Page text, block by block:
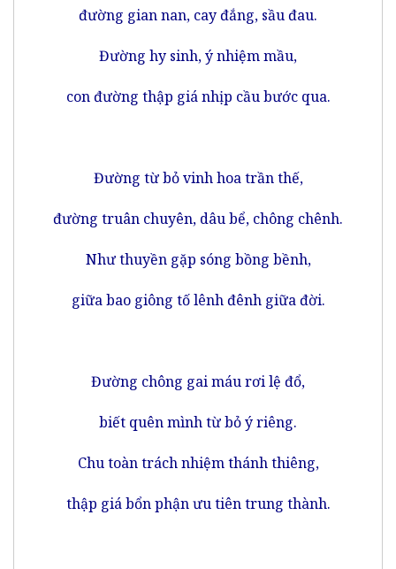
đường gian nan, cay đắng, sầu đau.
Đường hy sinh, ý nhiệm mầu,
con đường thập giá nhịp cầu bước qua.
Đường từ bỏ vinh hoa trần thế,
đường truân chuyên, dâu bể, chông chênh.
Như thuyền gặp sóng bồng bềnh,
giữa bao giông tố lênh đênh giữa đời.
Đường chông gai máu rơi lệ đổ,
biết quên mình từ bỏ ý riêng.
Chu toàn trách nhiệm thánh thiêng,
thập giá bổn phận ưu tiên trung thành.